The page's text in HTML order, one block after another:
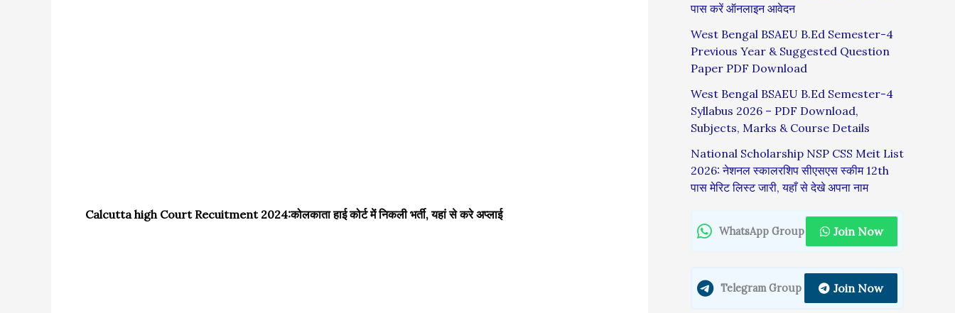
Calcutta high Court Recuitment 2024:कोलकाता हाई कोर्ट में निकली भर्ती, यहां से करे अप्लाई
पास करें ऑनलाइन आवेदन
West Bengal BSAEU B.Ed Semester-4
Previous Year & Suggested Question
Paper PDF Download
West Bengal BSAEU B.Ed Semester-4
Syllabus 2026 – PDF Download,
Subjects, Marks & Course Details
National Scholarship NSP CSS Meit List
2026: नेशनल स्कालरशिप सीएसएस स्कीम 12th
पास मेरिट लिस्ट जारी, यहाँ से देखे अपना नाम
WhatsApp Group Join Now
Telegram Group Join Now